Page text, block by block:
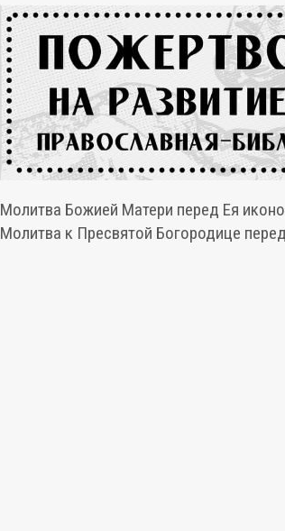
Молитва Божией Матери перед Ея
Молитва к Пресвятой Богородице